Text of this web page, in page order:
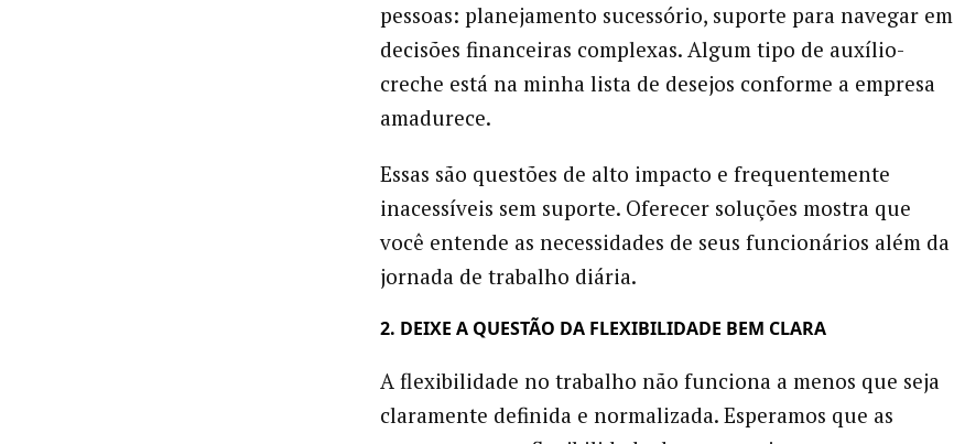
pessoas: planejamento sucessório, suporte para navegar em
decisões financeiras complexas. Algum tipo de auxílio-
creche está na minha lista de desejos conforme a empresa
amadurece.
Essas são questões de alto impacto e frequentemente
inacessíveis sem suporte. Oferecer soluções mostra que
você entende as necessidades de seus funcionários além da
jornada de trabalho diária.
2. DEIXE A QUESTÃO DA FLEXIBILIDADE BEM CLARA
A flexibilidade no trabalho não funciona a menos que seja
claramente definida e normalizada. Esperamos que as